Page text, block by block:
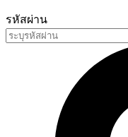
รหัสผ่าน